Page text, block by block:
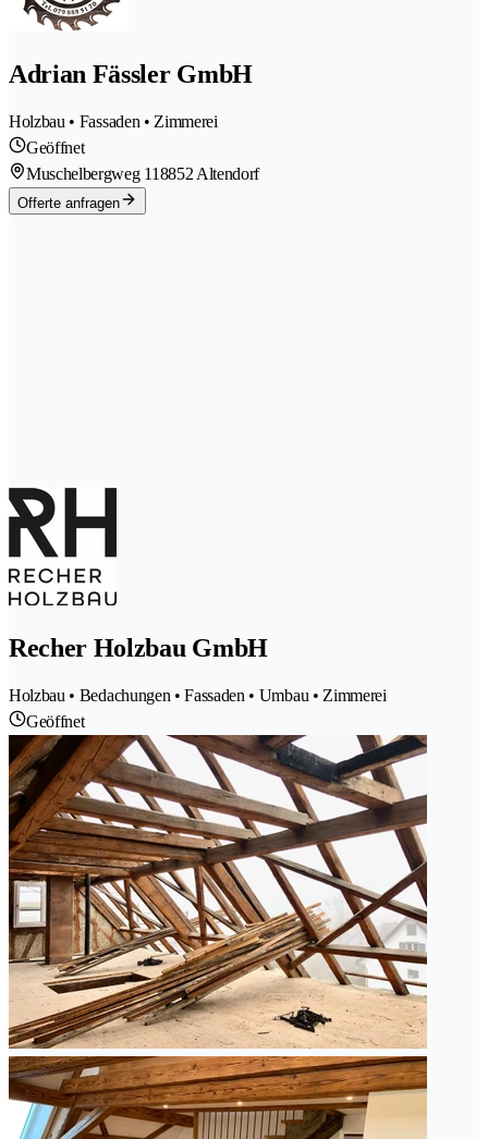
Adrian Fässler GmbH
Holzbau • Fassaden • Zimmerei
Geöffnet
Muschelbergweg 118852 Altendorf
Offerte anfragen
Recher Holzbau GmbH
Holzbau • Bedachungen • Fassaden • Umbau • Zimmerei
Geöffnet